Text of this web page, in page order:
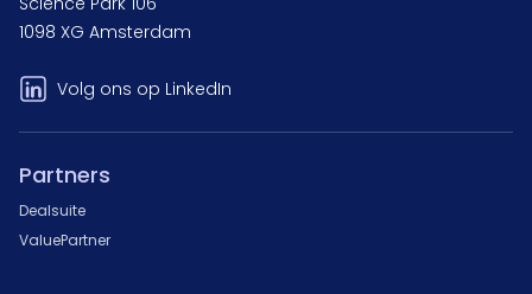
1098 XG Amsterdam
Volg ons op LinkedIn
Partners
Dealsuite
ValuePartner